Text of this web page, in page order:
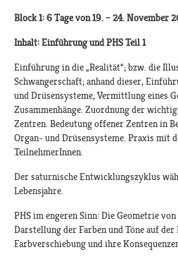
Block 1: 6 Tage von 19. – 24. November
Inhalt: Einführung und PHS Teil 1
Einführung in die „Realität“; bzw. die
Schwangerschaft; anhand dieser,
und Drüsensysteme, Vermittlung eines
Zusammenhänge. Zuordnung der
Zentren. Bedeutung offener Zentren in
Organ- und Drüsensysteme. Praxis mit
TeilnehmerInnen.
Der saturnische Entwicklungszyklus
Lebensjahre.
PHS im engeren Sinn: Die Geometrie
Darstellung der Farben und Töne auf
Farbverschiebung und ihre